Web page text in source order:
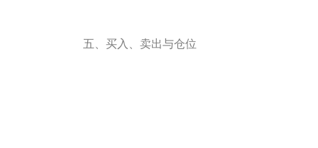
五、买入、卖出与仓位